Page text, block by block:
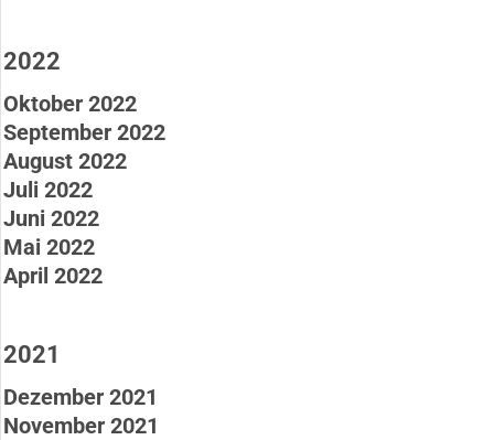
2022
Oktober 2022
September 2022
August 2022
Juli 2022
Juni 2022
Mai 2022
April 2022
2021
Dezember 2021
November 2021